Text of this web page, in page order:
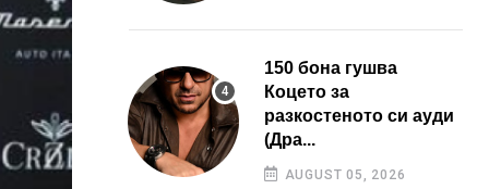
150 бона гушва
Коцето за
разкостеното си ауди
(Дра...
AUGUST 05, 2026